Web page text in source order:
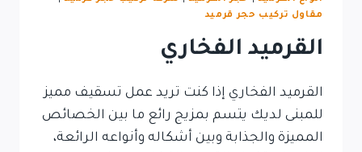
مقاول تركيب حجر قرميد
القرميد الفخاري
القرميد الفخاري إذا كنت تريد عمل تسقيف مميز
للمبنى لديك يتسم بمزيج رائع ما بين الخصائص
المميزة والجذابة وبين أشكاله وأنواعه الرائعة،